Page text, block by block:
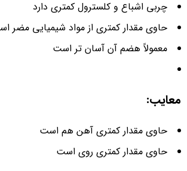
چربی اشباع و کلسترول کمتری دارد
حاوی مقدار کمتری از مواد شیمیایی مضر
معمولاً هضم آن آسان تر است
معایب:
حاوی مقدار کمتری آهن هم است
حاوی مقدار کمتری روی است